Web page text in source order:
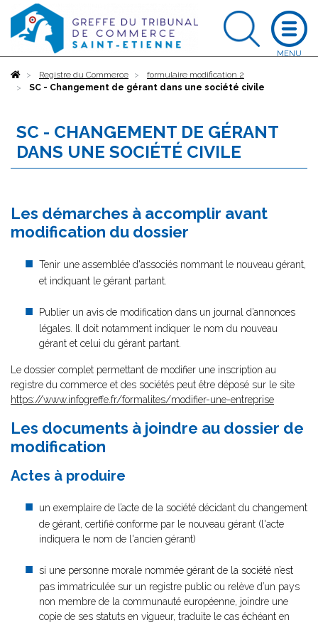
AccueilRegistre du Commerce
formulaire modification 2
SC - Changement de gérant dans une société civile
SC - CHANGEMENT DE GÉRANT
DANS UNE SOCIÉTÉ CIVILE
Les démarches à accomplir avant
modification du dossier
Tenir une assemblée d'associés nommant le nouveau gérant,
et indiquant le gérant partant.
Publier un avis de modification dans un journal d’annonces
légales. Il doit notamment indiquer le nom du nouveau
gérant et celui du gérant partant.
Le dossier complet permettant de modifier une inscription au
registre du commerce et des sociétés peut être déposé sur le site
https://www.infogreffe.fr/formalites/modifier-une-entreprise
Les documents à joindre au dossier de
modification
Actes à produire
un exemplaire de l’acte de la société décidant du changement
de gérant, certifié conforme par le nouveau gérant (l'acte
indiquera le nom de l'ancien gérant)
si une personne morale nommée gérant de la société n’est
pas immatriculée sur un registre public ou relève d’un pays
non membre de la communauté européenne, joindre une
copie de ses statuts en vigueur, traduite le cas échéant en